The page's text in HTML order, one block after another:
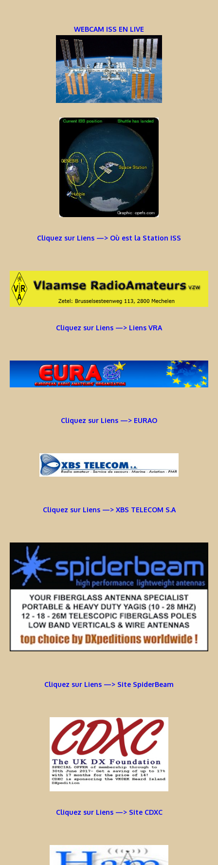
WEBCAM ISS EN LIVE
Cliquez sur Liens —> Où est la Station ISS
Cliquez sur Liens —> Liens VRA
Cliquez sur Liens —> EURAO
Cliquez sur Liens —> XBS TELECOM S.A
Cliquez sur Liens —> Site SpiderBeam
Cliquez sur Liens —> Site CDXC